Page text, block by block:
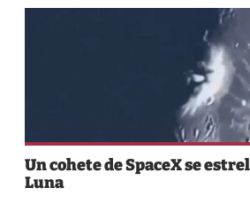
Un cohete de SpaceX se
Luna